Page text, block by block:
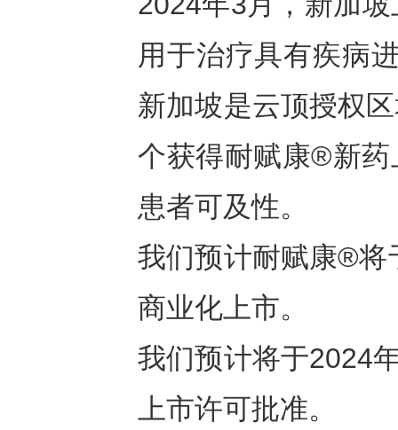
用于治疗具有疾病
新加坡是云顶授权
个获得耐赋康®新
患者可及性。
我们预计耐赋康®将
商业化上市。
我们预计将于2024
上市许可批准。